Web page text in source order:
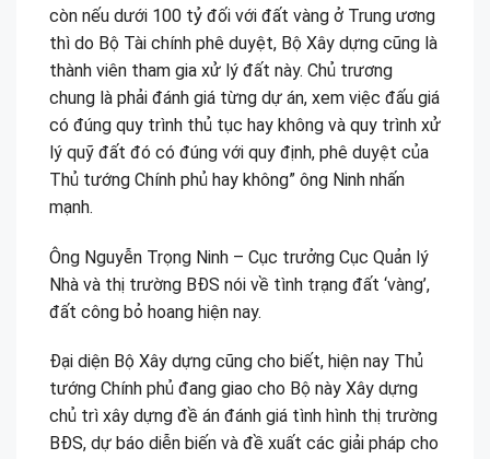
còn nếu dưới 100 tỷ đối với đất vàng ở Trung ương
thì do Bộ Tài chính phê duyệt, Bộ Xây dựng cũng là
thành viên tham gia xử lý đất này. Chủ trương
chung là phải đánh giá từng dự án, xem việc đấu giá
có đúng quy trình thủ tục hay không và quy trình xử
lý quỹ đất đó có đúng với quy định, phê duyệt của
Thủ tướng Chính phủ hay không” ông Ninh nhấn
mạnh.
Ông Nguyễn Trọng Ninh – Cục trưởng Cục Quản lý
Nhà và thị trường BĐS nói về tình trạng đất ‘vàng’,
đất công bỏ hoang hiện nay.
Đại diện Bộ Xây dựng cũng cho biết, hiện nay Thủ
tướng Chính phủ đang giao cho Bộ này Xây dựng
chủ trì xây dựng đề án đánh giá tình hình thị trường
BĐS, dự báo diễn biến và đề xuất các giải pháp cho